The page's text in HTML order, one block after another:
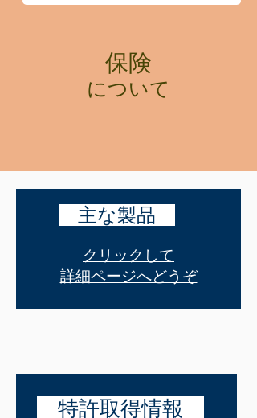
保険
について
主な製品
クリックして
詳細ページへどうぞ
特許取得情報